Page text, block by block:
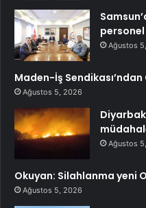
personel
Ağustos
Maden-İş Sendikası’ndan
Ağustos 5, 2026
Ağustos
Okuyan: Silahlanma yeni
Ağustos 5, 2026